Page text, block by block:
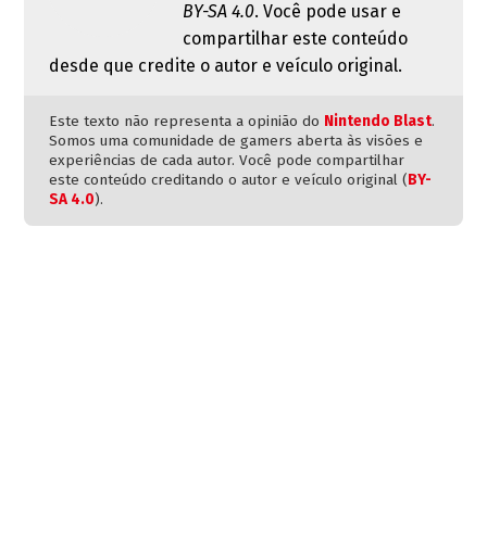
BY-SA 4.0. Você pode usar e
compartilhar este conteúdo
desde que credite o autor e veículo original.
Este texto não representa a opinião do Nintendo Blast.
Somos uma comunidade de gamers aberta às visões e
experiências de cada autor. Você pode compartilhar
este conteúdo creditando o autor e veículo original (BY-
SA 4.0).